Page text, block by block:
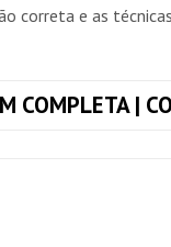
correta e as
COMPLETA |